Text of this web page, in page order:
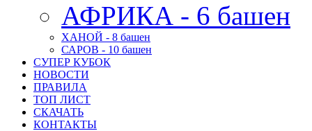
АФРИКА - 6 башен
ХАНОЙ - 8 башен
САРОВ - 10 башен
СУПЕР КУБОК
НОВОСТИ
ПРАВИЛА
ТОП ЛИСТ
СКАЧАТЬ
КОНТАКТЫ